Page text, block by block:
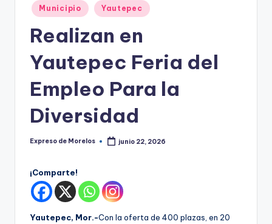
el
Publicado
en
Municipio Yautepec
Realizan en
Yautepec Feria del
Empleo Para la
Diversidad
Publicado
Expreso de Morelos junio 22, 2026
¡Comparte!
Yautepec, Mor.-Con la oferta de 400 plazas, en 20